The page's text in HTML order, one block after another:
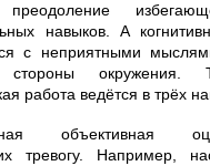
навыков. А
с неприятными
окружения.
работа ведётся в трёх
объективная
тревогу. Например,